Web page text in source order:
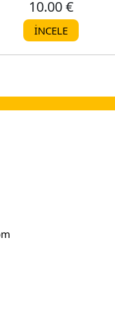
10.00 €
İNCELE